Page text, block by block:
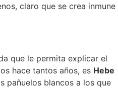
claro que se crea inmune
que le permita explicar el
hace tantos años, es Hebe
pañuelos blancos a los que